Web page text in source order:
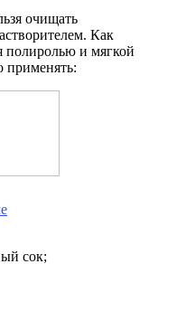
очищать
Как
полиролью и мягкой
применять:
сок;